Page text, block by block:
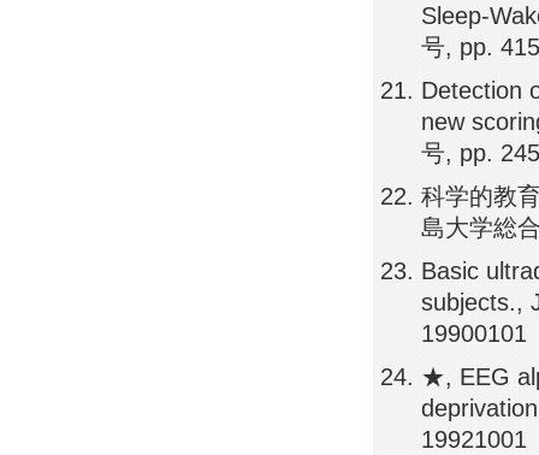
Sleep-
号, pp.
Detection
new
号, pp.
科学的教
島大学総
Basic
subjects.,
19900101
★, EEG
19921001